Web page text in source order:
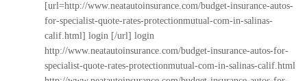
[url=http://www.neatautoinsurance.com/budget-insurance-autos-
for-specialist-quote-rates-protectionmutual-com-in-salinas-
calif.html] login [/url] login
http://www.neatautoinsurance.com/budget-insurance-autos-for-
specialist-quote-rates-protectionmutual-com-in-salinas-calif.html